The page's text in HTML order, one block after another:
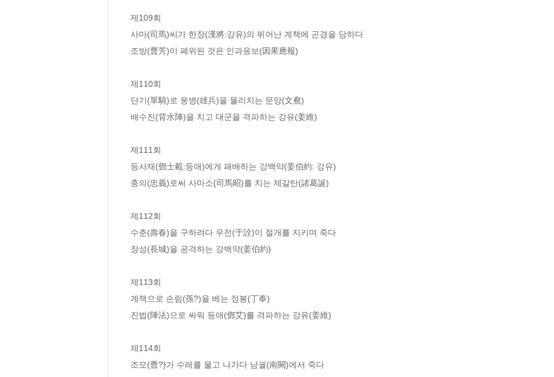
제109회
사마(司馬)씨가 한장(漢將:강유)의 뛰어난 계책에 곤경을 당하다
조방(曹芳)이 폐위된 것은 인과응보(因果應報)
제110회
단기(單騎)로 웅병(雄兵)을 물리치는 문앙(文鴦)
배수진(背水陣)을 치고 대군을 격파하는 강유(姜維)
제111회
등사재(鄧士載:등애)에게 패배하는 강백약(姜伯約: 강유)
충의(忠義)로써 사마소(司馬昭)를 치는 제갈탄(諸葛誕)
제112회
수춘(壽春)을 구하려다 우전(于詮)이 절개를 지키며 죽다
장성(長城)을 공격하는 강백약(姜伯約)
제113회
계책으로 손림(孫?)을 베는 정봉(丁奉)
진법(陣法)으로 싸워 등애(鄧艾)를 격파하는 강유(姜維)
제114회
조모(曹?)가 수레를 몰고 나가다 남궐(南闕)에서 죽다